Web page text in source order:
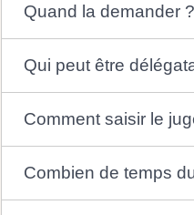
Quand la demander ?
Qui peut être
Comment saisir le
Combien de temps